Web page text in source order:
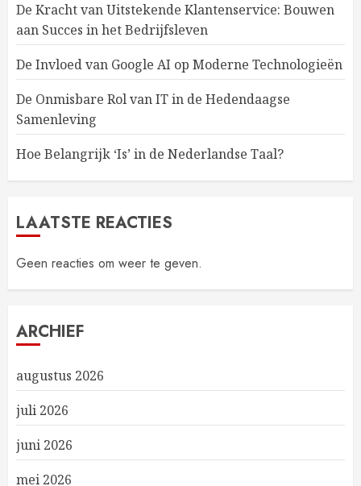
De Kracht van Uitstekende Klantenservice: Bouwen
aan Succes in het Bedrijfsleven
De Invloed van Google AI op Moderne Technologieën
De Onmisbare Rol van IT in de Hedendaagse
Samenleving
Hoe Belangrijk ‘Is’ in de Nederlandse Taal?
LAATSTE REACTIES
Geen reacties om weer te geven.
ARCHIEF
augustus 2026
juli 2026
juni 2026
mei 2026